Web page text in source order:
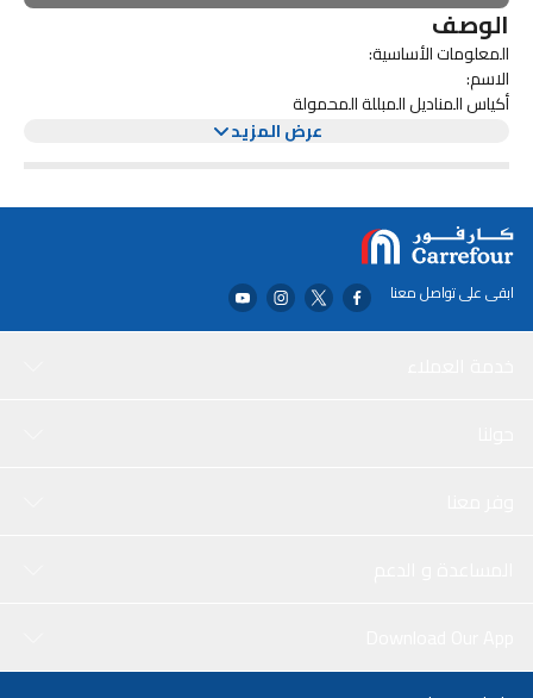
الوصف
المعلومات الأساسية:
الاسم:
أكياس المناديل المبللة المحمولة
4 × أكياس مناديل مبللة محمولة
عرض المزيد
ابقى على تواصل معنا